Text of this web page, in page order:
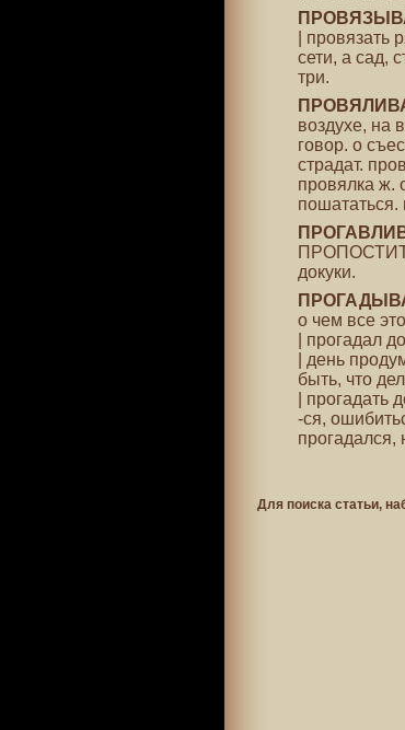
| провязать
сети, а сад,
три.
воздухе, на
говор. о
страдат.
провялка ж.
пошататься.
докуки.
о чем все
| прогадал
| день
быть, что
|
-ся,
прогадался,
Для поиска статьи,